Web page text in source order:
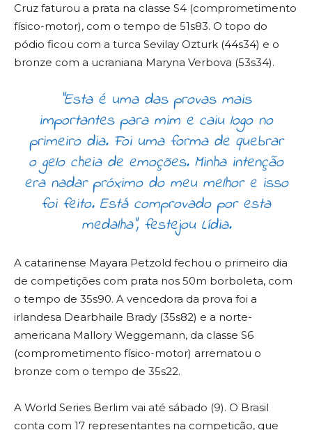
Cruz faturou a prata na classe S4 (comprometimento
físico-motor), com o tempo de 51s83. O topo do
pódio ficou com a turca Sevilay Ozturk (44s34) e o
bronze com a ucraniana Maryna Verbova (53s34).
“Esta é uma das provas mais
importantes para mim e caiu logo no
primeiro dia. Foi uma forma de quebrar
o gelo cheia de emoções. Minha intenção
era nadar próximo do meu melhor e isso
foi feito. Está comprovado por esta
medalha”, festejou Lídia.
A catarinense Mayara Petzold fechou o primeiro dia
de competições com prata nos 50m borboleta, com
o tempo de 35s90. A vencedora da prova foi a
irlandesa Dearbhaile Brady (35s82) e a norte-
americana Mallory Weggemann, da classe S6
(comprometimento físico-motor) arrematou o
bronze com o tempo de 35s22.
A World Series Berlim vai até sábado (9). O Brasil
conta com 17 representantes na competição, que